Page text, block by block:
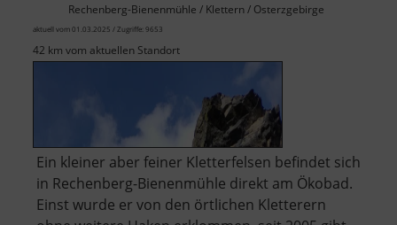
Rechenberg-Bienenmühle / Klettern / Osterzgebirge
aktuell vom 01.03.2025 / Zugriffe: 9653
42 km vom aktuellen Standort
Ein kleiner aber feiner Kletterfelsen befindet sich
in Rechenberg-Bienenmühle direkt am Ökobad.
Einst wurde er von den örtlichen Kletterern